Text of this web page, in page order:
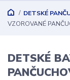
DETSKÉ
VZOROVANÉ
DETSKÉ